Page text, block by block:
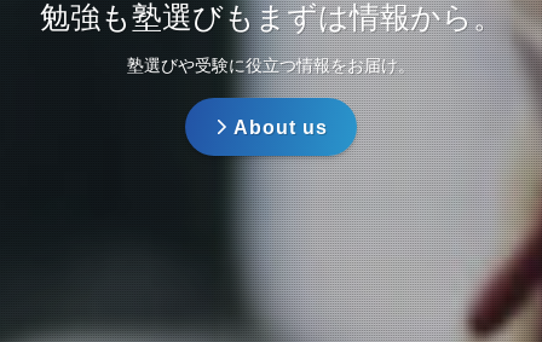
自分に最適な学習環境を探そう。
環境で人は変われる。
About us
勉強も塾選びもまずは情報から。
塾選びや受験に役立つ情報をお届け。
About us
自分に最適な学習環境を探そう。
環境で人は変われる。
About us
勉強も塾選びもまずは情報から。
塾選びや受験に役立つ情報をお届け。
About us